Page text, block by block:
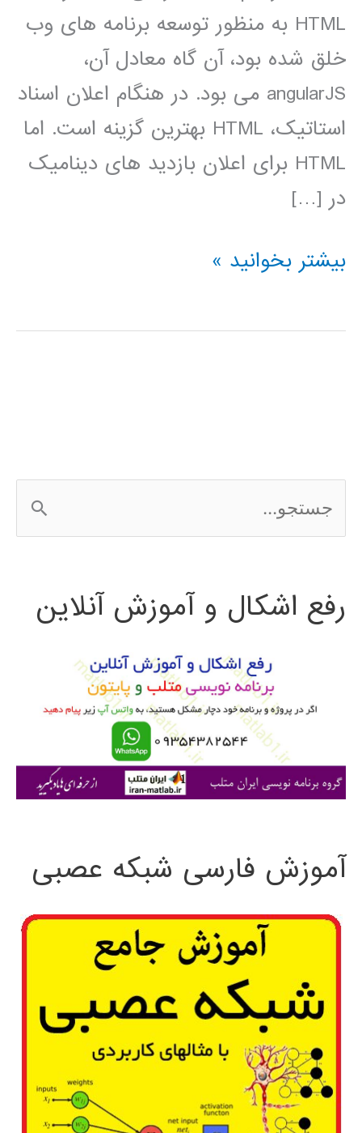
HTML به منظور توسعه برنامه های وب
خلق شده بود، آن گاه معادل آن،
angularJS می بود. در هنگام اعلان اسناد
استاتیک، HTML بهترین گزینه است. اما
HTML برای اعلان بازدید های دینامیک
در […]
آموزش
بیشتر بخوانید »
س
ج
ی
رفع اشکال و آموزش آنلاین
آموزش فارسی شبکه عصبی